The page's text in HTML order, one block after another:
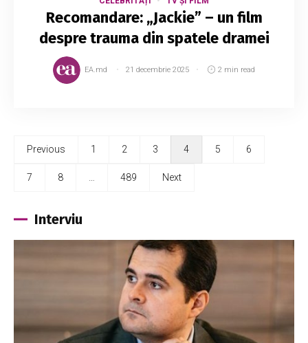
Recomandare: „Jackie” – un film
despre trauma din spatele dramei
EA.md 21 decembrie 2025 2 min read
Previous 1 2 3 4 5 6
7 8 … 489 Next
Interviu